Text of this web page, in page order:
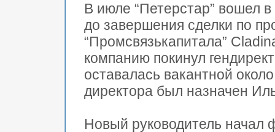
В июле “Петерстар” вошел
до завершения сделки по
“Промсвязькапитала”
компанию покинул
оставалась вакантной
директора был назначен
Новый руководитель начал